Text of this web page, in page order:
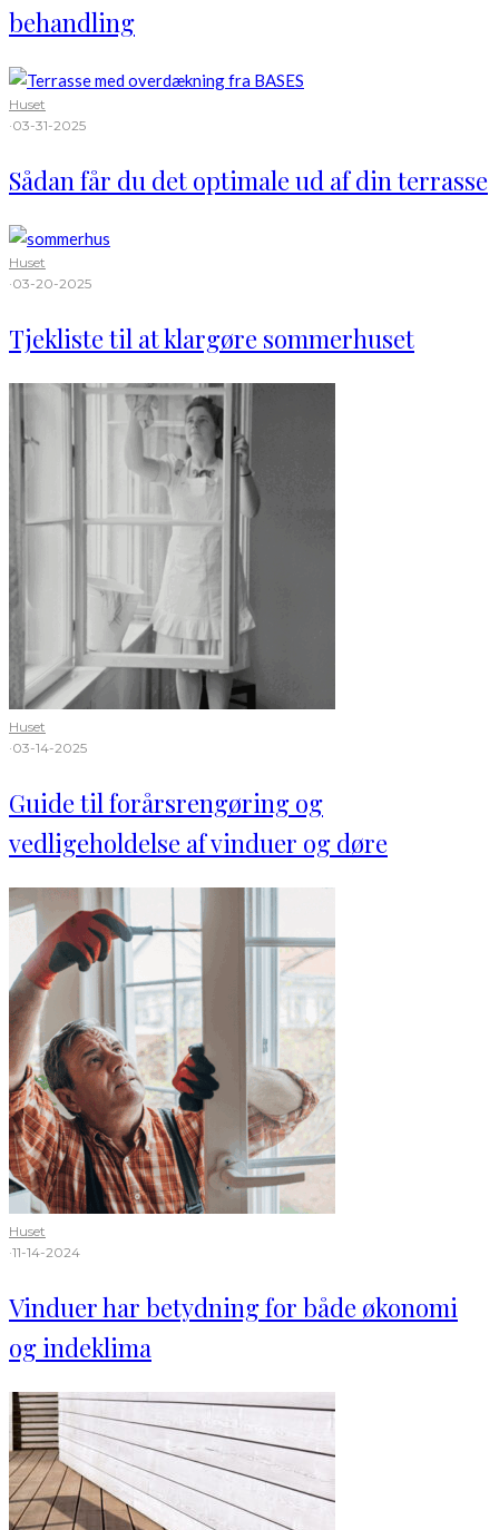
behandling
Huset
·03-31-2025
Sådan får du det optimale ud af din terrasse
Huset
·03-20-2025
Tjekliste til at klargøre sommerhuset
Huset
·03-14-2025
Guide til forårsrengøring og
vedligeholdelse af vinduer og døre
Huset
·11-14-2024
Vinduer har betydning for både økonomi
og indeklima